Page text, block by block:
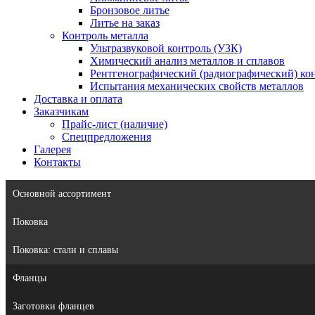
Бронзовое литье
Литье на заказ
Контроль металла
Ультразвуковой контроль (УЗК)
Химический анализ металлов и сплавов
Рентгенографический (радиографический)
Испытания механических свойств металлов
Доставка и оплата
Заказчикам
Прайс-лист (наличие)
Спецпредложения
Галерея
Контакты
Основной ассортимент
Поковка
Поковка: cтали и сплавы
Фланцы
Заготовки фланцев